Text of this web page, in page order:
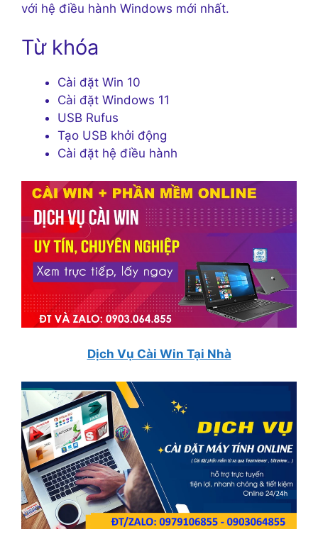
với hệ điều hành Windows mới nhất.
Từ khóa
Cài đặt Win 10
Cài đặt Windows 11
USB Rufus
Tạo USB khởi động
Cài đặt hệ điều hành
Dịch Vụ Cài Win Tại Nhà